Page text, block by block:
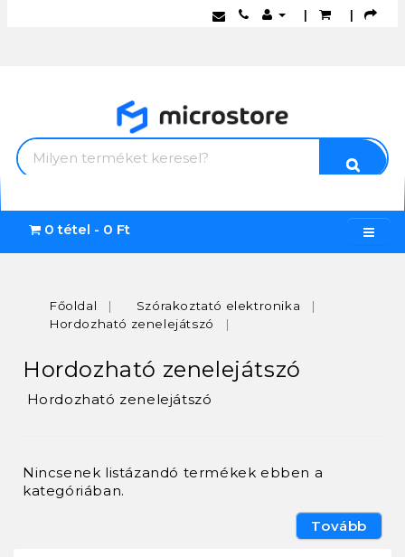
| |
0 tétel - 0 Ft
Főoldal
Szórakoztató elektronika
Hordozható zenelejátszó
Hordozható zenelejátszó
Hordozható zenelejátszó
Nincsenek listázandó termékek ebben a
kategóriában.
Tovább